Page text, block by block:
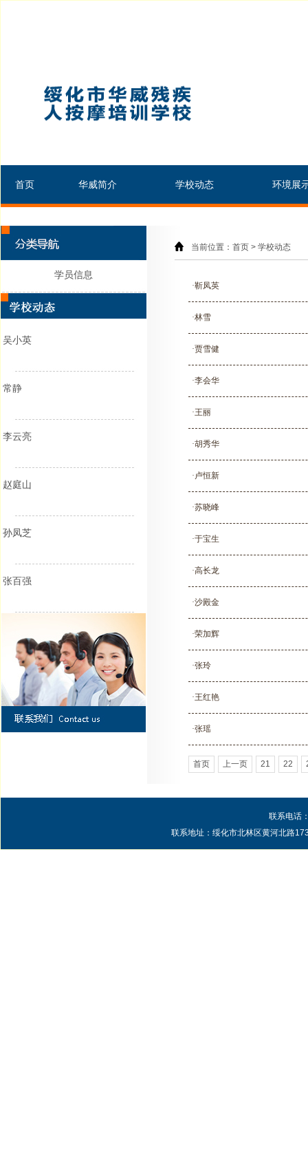
首页 华威简介 学校动态 环境展
学员信息
吴小英
常静
李云亮
赵庭山
孙凤芝
张百强
当前位置：首页 > 学校动态
·靳凤英
·林雪
·贾雪健
·李会华
·王丽
·胡秀华
·卢恒新
·苏晓峰
·于宝生
·高长龙
·沙殿金
·荣加辉
·张玲
·王红艳
·张瑶
首页 上一页 21 22
联系电话
联系地址：绥化市北林区黄河北路